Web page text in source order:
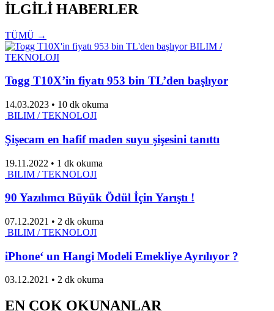
İLGİLİ HABERLER
TÜMÜ →
BILIM /
TEKNOLOJI
Togg T10X’in fiyatı 953 bin TL’den başlıyor
14.03.2023 • 10 dk okuma
BILIM / TEKNOLOJI
Şişecam en hafif maden suyu şişesini tanıttı
19.11.2022 • 1 dk okuma
BILIM / TEKNOLOJI
90 Yazılımcı Büyük Ödül İçin Yarıştı !
07.12.2021 • 2 dk okuma
BILIM / TEKNOLOJI
iPhone‘ un Hangi Modeli Emekliye Ayrılıyor ?
03.12.2021 • 2 dk okuma
EN ÇOK OKUNANLAR